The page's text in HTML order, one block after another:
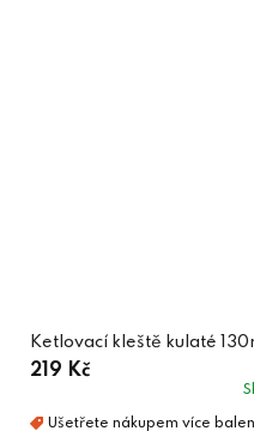
Ketlovací kleště kulaté
219 Kč